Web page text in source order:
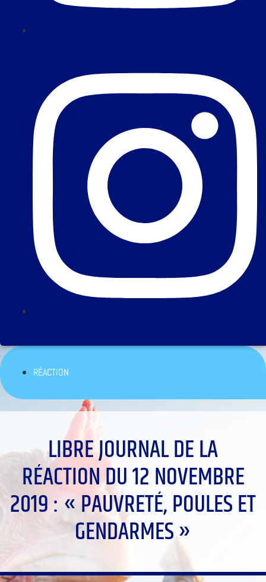
RÉACTION
LIBRE JOURNAL DE LA
RÉACTION DU 12 NOVEMBRE
2019 : « PAUVRETÉ, POULES ET
GENDARMES »